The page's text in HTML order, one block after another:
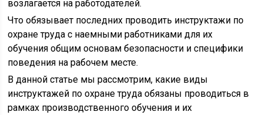
возлагается на работодателей.
Что обязывает последних проводить инструктажи по
охране труда с наемными работниками для их
обучения общим основам безопасности и специфики
поведения на рабочем месте.
В данной статье мы рассмотрим, какие виды
инструктажей по охране труда обязаны проводиться в
рамках производственного обучения и их